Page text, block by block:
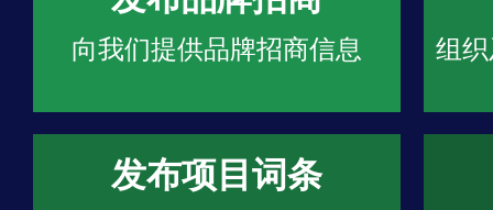
向我们提供品牌招商信息 组
发布项目词条